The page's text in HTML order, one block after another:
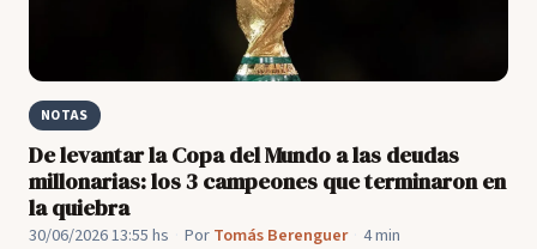
NOTAS
De levantar la Copa del Mundo a las deudas
millonarias: los 3 campeones que terminaron en
la quiebra
30/06/2026 13:55 hs PorTomás Berenguer 4 min